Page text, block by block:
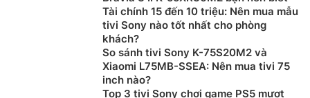
Hệ điều hành Google tivi
Tivi Sony OLED 65 Inch 4K K-65XR80M2 được trang bị
Tài chính 15 đến 10 triệu: Nên mua mẫu
tivi Sony nào tốt nhất cho phòng
khách?
So sánh tivi Sony K-75S20M2 và
Xiaomi L75MB-SSEA: Nên mua tivi 75
inch nào?
Top 3 tivi Sony chơi game PS5 mượt